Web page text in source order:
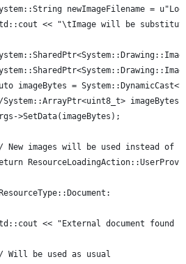
newImageFilename =
<< "\tImage will be
imageBytes =
System::ArrayPtr<uint8_t>
>SetData(imageBytes);
New images will be used instead of
<< "External document found
Will be used as usual